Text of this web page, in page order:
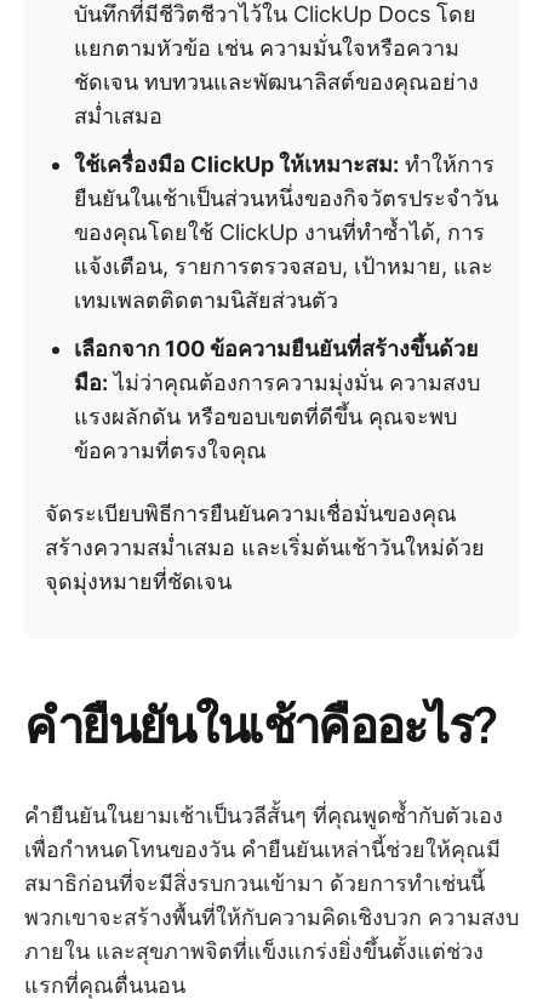
บันทึกที่มีชีวิตชีวาไว้ใน ClickUp Docs โดย
แยกตามหัวข้อ เช่น ความมั่นใจหรือความ
ชัดเจน ทบทวนและพัฒนาลิสต์ของคุณอย่าง
สม่ำเสมอ
ใช้เครื่องมือ ClickUp ให้เหมาะสม: ทำให้การ
ยืนยันในเช้าเป็นส่วนหนึ่งของกิจวัตรประจำวัน
ของคุณโดยใช้ ClickUp งานที่ทำซ้ำได้, การ
แจ้งเตือน, รายการตรวจสอบ, เป้าหมาย, และ
เทมเพลตติดตามนิสัยส่วนตัว
เลือกจาก 100 ข้อความยืนยันที่สร้างขึ้นด้วย
มือ: ไม่ว่าคุณต้องการความมุ่งมั่น ความสงบ
แรงผลักดัน หรือขอบเขตที่ดีขึ้น คุณจะพบ
ข้อความที่ตรงใจคุณ
จัดระเบียบพิธีการยืนยันความเชื่อมั่นของคุณ
สร้างความสม่ำเสมอ และเริ่มต้นเช้าวันใหม่ด้วย
จุดมุ่งหมายที่ชัดเจน
คำยืนยันในเช้าคืออะไร?
คำยืนยันในยามเช้าเป็นวลีสั้นๆ ที่คุณพูดซ้ำกับตัวเอง
เพื่อกำหนดโทนของวัน คำยืนยันเหล่านี้ช่วยให้คุณมี
สมาธิก่อนที่จะมีสิ่งรบกวนเข้ามา ด้วยการทำเช่นนี้
พวกเขาจะสร้างพื้นที่ให้กับความคิดเชิงบวก ความสงบ
ภายใน และสุขภาพจิตที่แข็งแกร่งยิ่งขึ้นตั้งแต่ช่วง
แรกที่คุณตื่นนอน